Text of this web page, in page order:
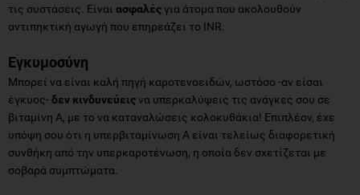
τις συστάσεις. Είναι ασφαλέςγια άτομα που ακολουθούν
αντιπηκτική αγωγή που επηρεάζει το INR.
Εγκυμοσύνη
Μπορεί να είναι καλή πηγή καροτενοειδών, ωστόσο -αν είσαι
έγκυος-δεν κινδυνεύειςνα υπερκαλύψεις τις ανάγκες σου σε
βιταμίνη Α, με το να καταναλώσεις κολοκυθάκια! Επιπλέον, έχε
υπόψη σου ότι η υπερβιταμίνωση Α είναι τελείως διαφορετική
συνθήκη από την υπερκαροτένωση, η οποία δεν σχετίζεται με
σοβαρά συμπτώματα.